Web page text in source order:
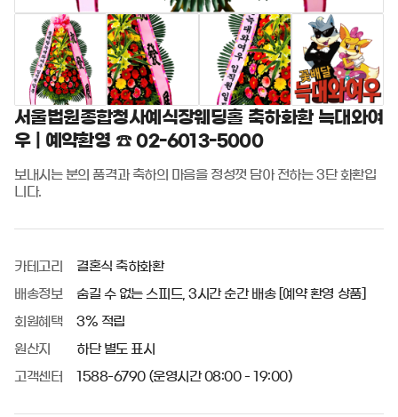
서울법원종합청사예식장웨딩홀 축하화환 늑대와여
우 | 예약환영 ☎ 02-6013-5000
보내시는 분의 품격과 축하의 마음을 정성껏 담아 전하는 3단 화환입
니다.
카테고리 결혼식 축하화환
배송정보 숨길 수 없는 스피드, 3시간 순간 배송 [예약 환영 상품]
회원혜택 3% 적립
원산지 하단 별도 표시
고객센터 1588-6790 (운영시간 08:00 - 19:00)